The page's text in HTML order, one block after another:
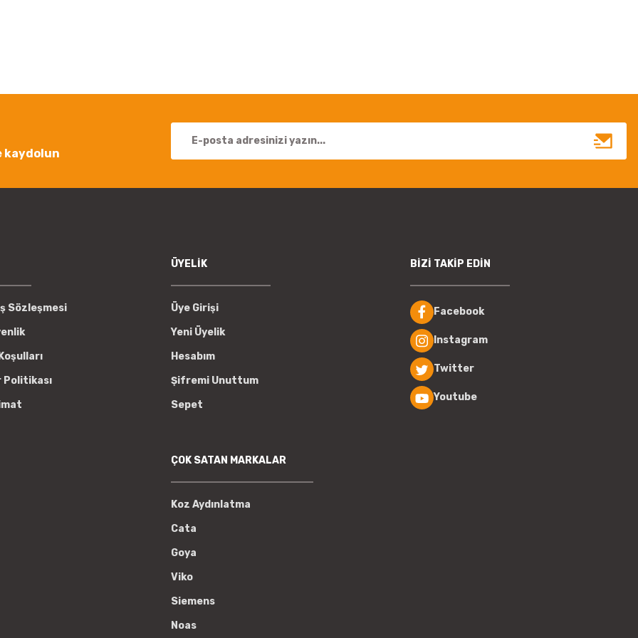
kaydolun
Sözleşmesi
Politikası
ÜYELİK
Üye Girişi
Yeni Üyelik
Hesabım
Şifremi Unuttum
Sepet
BİZİ TAKİP EDİN
Facebook
Instagram
Twitter
Youtube
ÇOK SATAN MARKALAR
Koz Aydınlatma
Cata
Goya
Viko
Siemens
Noas